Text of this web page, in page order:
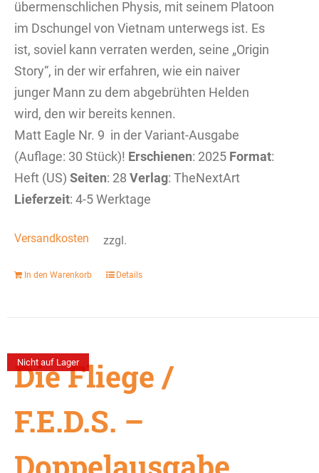
übermenschlichen Physis, mit seinem Platoon
im Dschungel von Vietnam unterwegs ist. Es
ist, soviel kann verraten werden, seine „Origin
Story“, in der wir erfahren, wie ein naiver
junger Mann zu dem abgebrühten Helden
wird, den wir bereits kennen.
Matt Eagle Nr. 9 in der Variant-Ausgabe
(Auflage: 30 Stück)! Erschienen: 2025 Format:
Heft (US) Seiten: 28 Verlag: TheNextArt
Lieferzeit: 4-5 Werktage
zzgl.
Versandkosten
In den Warenkorb Details
Nicht auf Lager
Die Fliege /
F.E.D.S. –